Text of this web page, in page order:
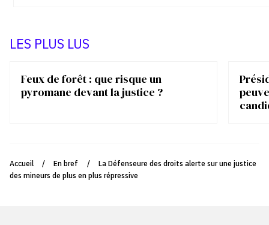
LES PLUS LUS
Feux de forêt : que risque un
pyromane devant la justice ?
Accueil / En bref /
La Défenseure des droits alerte sur une justice
des mineurs de plus en plus répressive